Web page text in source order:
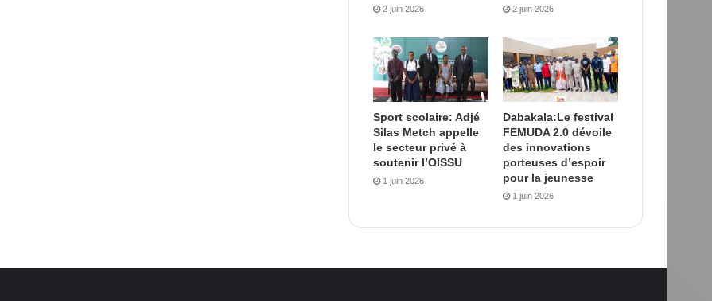
2 juin 2026 2 juin 2026
Sport scolaire: Adjé
Silas Metch appelle
le secteur privé à
soutenir l’OISSU
1 juin 2026
Dabakala:Le festival
FEMUDA 2.0 dévoile
des innovations
porteuses d’espoir
pour la jeunesse
1 juin 2026